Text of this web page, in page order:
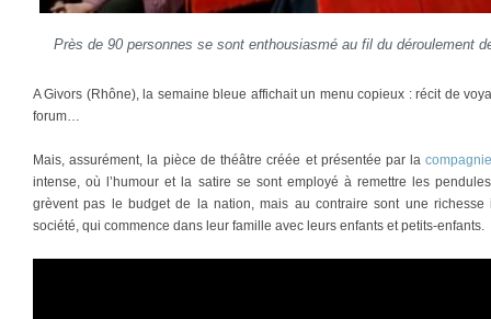
Près de 90 personnes se sont enthousiasmé au fil du déroulement
A Givors (Rhône), la semaine bleue affichait un menu copieux : récit de
forum…
Mais, assurément, la pièce de théâtre créée et présentée par la
intense, où l’humour et la satire se sont employé à remettre les
grèvent pas le budget de la nation, mais au contraire sont une
société, qui commence dans leur famille avec leurs enfants et petits-enfants.